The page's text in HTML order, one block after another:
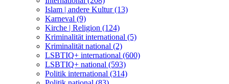
Islam | andere Kultur (13)
Karneval (9)
Kirche | Religion (124)
Kriminalität international (5)
Kriminalität national (2)
LSBTIQ+ international (600)
LSBTIQ+ national (593)
Politik international (314)